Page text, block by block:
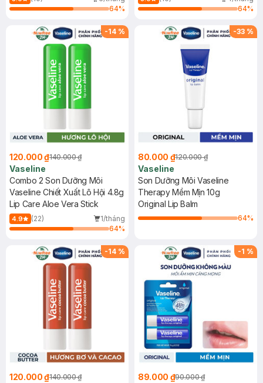
64%
64%
-14 %
120.000 ₫140.000 ₫
Vaseline
Combo 2 Son Dưỡng Môi
Vaseline Chiết Xuất Lô Hội 4.8g
Lip Care Aloe Vera Stick
4.9 (22)
1/tháng
64%
-33 %
80.000 ₫120.000 ₫
Vaseline
Son Dưỡng Môi Vaseline
Therapy Mềm Mịn 10g
Original Lip Balm
64%
-14 %
120.000 ₫140.000 ₫
-1 %
89.000 ₫90.000 ₫